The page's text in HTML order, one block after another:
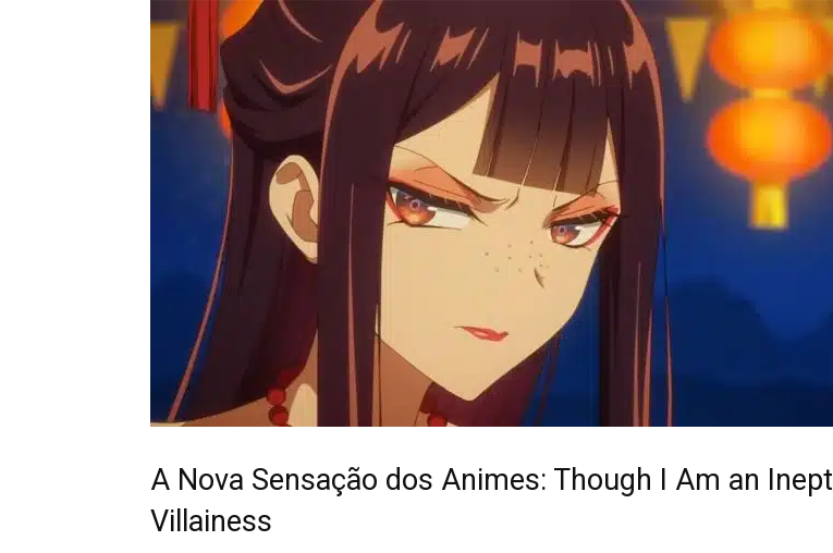
A Nova Sensação dos Animes: Though I Am an Inept
Villainess